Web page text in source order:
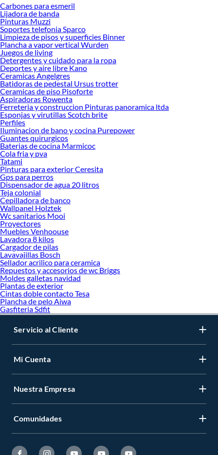
Desde remodelaciones hasta proyectos de decoración, estamos aquí para hacer
tus ideas realidad. ¡Visítanos y encuentra todo lo que tenemos para ofrecerte en
Estantes y repisas infantiles!
Explora la variedad de productos de Estantes y repisas infantiles en
Sodimac
Herramientas, materiales y accesorios de calidad para tus proyectos y
renovación de espacios. ¡Visítanos y descubre todo lo que tenemos para
ofrecerte!
Encuentra una amplia variedad de productos de Estantes y repisas infantiles en
Sodimac. Encuentra todo lo necesario para tus proyectos de renovación y
decoración. ¡Visítanos y haz tus ideas realidad!
Carbones para esmeril
Lijadora de banda
Pinturas Muzzi
Soportes telefonia Sparco
Limpieza de pisos y superficies Binner
Plancha a vapor vertical Wurden
Juegos de living
Detergentes y cuidado para la ropa
Deportes y aire libre Kano
Ceramicas Angelgres
Batidoras de pedestal Ursus trotter
Ceramicas de piso Pisoforte
Aspiradoras Rowenta
Ferreteria y construccion Pinturas panoramica ltda
Esponjas y virutillas Scotch brite
Perfiles
Iluminacion de bano y cocina Purepower
Guantes quirurgicos
Baterias de cocina Marmicoc
Cola fria y pva
Tatami
Pinturas para exterior Ceresita
Gps para perros
Dispensador de agua 20 litros
Teja colonial
Cepilladora de banco
Wallpanel Holztek
Wc sanitarios Mooi
Proyectores
Muebles Venhoouse
Lavadora 8 kilos
Cargador de pilas
Lavavajillas Bosch
Sellador acrilico para ceramica
Repuestos y accesorios de wc Briggs
Moldes galletas navidad
Plantas de exterior
Cintas doble contacto Tesa
Plancha de pelo Aiwa
Gasfiteria Sdfit
Servicio al Cliente
Mi Cuenta
Nuestra Empresa
Comunidades